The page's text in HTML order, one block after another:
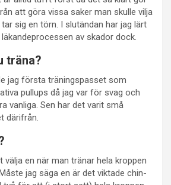
att göra vissa saker man skulle vilja
sig en törn. I slutändan har jag lärt
av skador dock.
träna?
jag första träningspasset som
pullups då jag var för svag och
vanliga. Sen har det varit små
därifrån.
en när man tränar hela kroppen
jag säga en är det viktade chin-